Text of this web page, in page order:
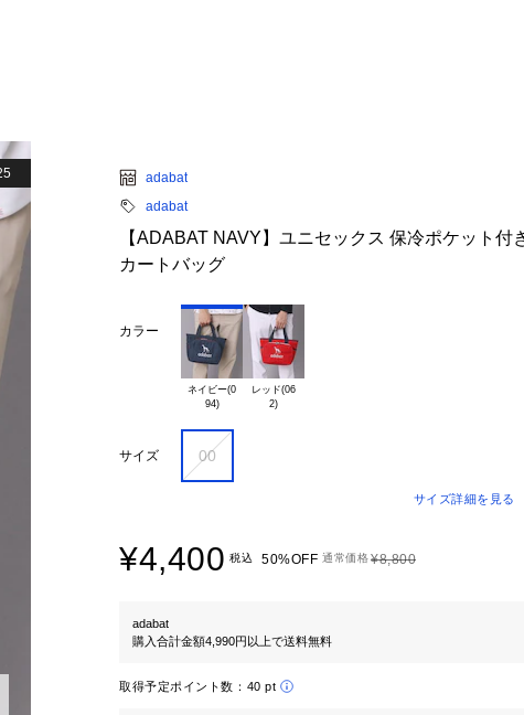
adabat
adabat
【ADABAT NAVY】ユニセックス 保冷ポケット付
カートバッグ
カラー
ネイビー(0
94)
レッド(06
サイズ 00
サイズ詳細を見る
¥4,400 税込 50%OFF 通常価格¥8,800
adabat
購入合計金額4,990円以上で送料無料
取得予定ポイント数： 40 pt